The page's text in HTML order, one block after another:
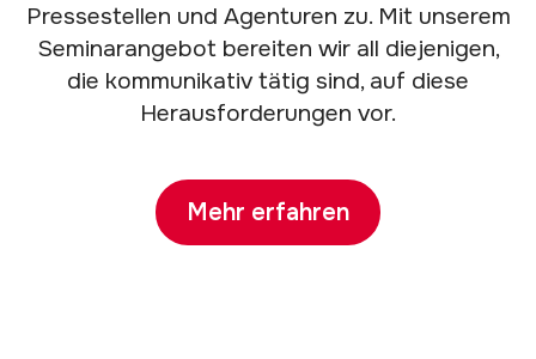
Pressestellen und Agenturen zu. Mit unserem
Seminarangebot bereiten wir all diejenigen,
die kommunikativ tätig sind, auf diese
Herausforderungen vor.
Mehr erfahren